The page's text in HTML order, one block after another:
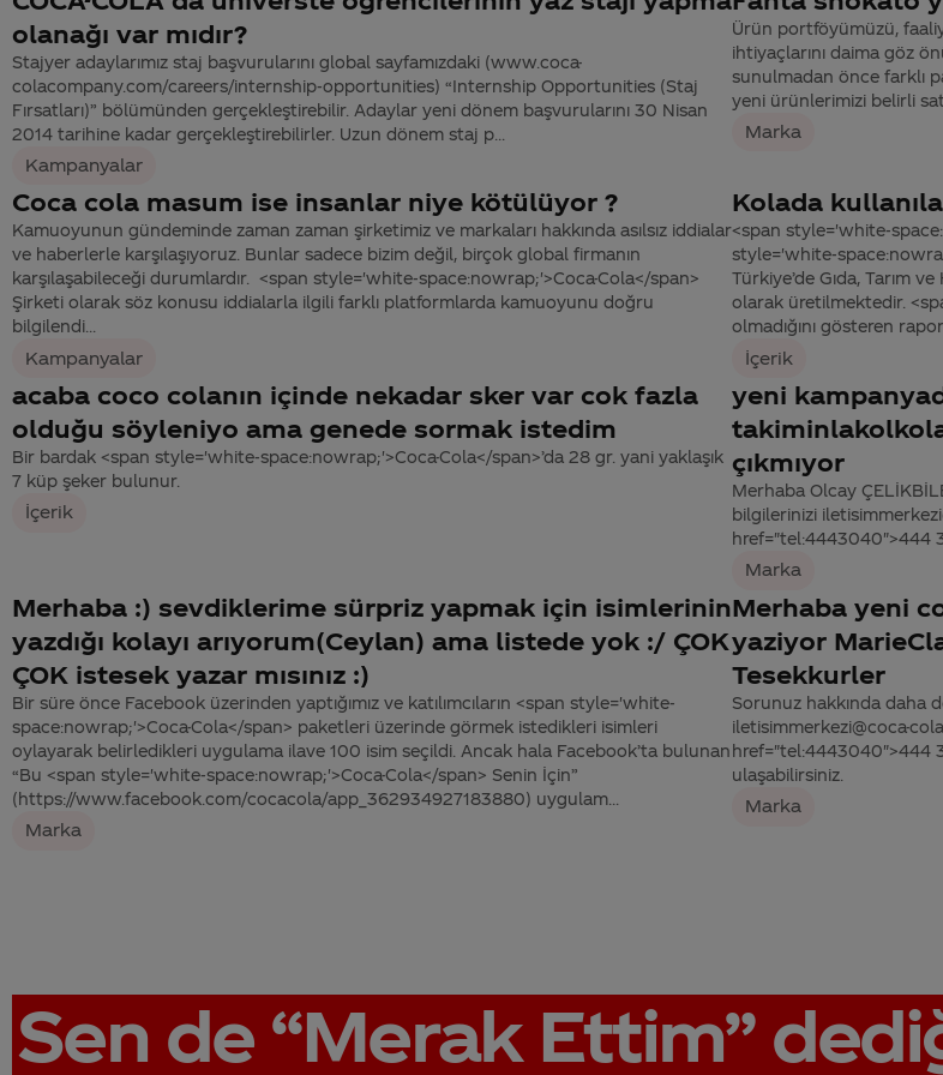
olanağı var mıdır?
Stajyer adaylarımız staj başvurularını global sayfamızdaki (www.coca-
colacompany.com/careers/internship-opportunities) “Internship Opportunities (Staj
Fırsatları)” bölümünden gerçekleştirebilir. Adaylar yeni dönem başvurularını 30 Nisan
2014 tarihine kadar gerçekleştirebilirler. Uzun dönem staj p...
Kampanyalar
Ürün portföyümüzü,
ihtiyaçlarını daima göz
sunulmadan önce farklı
yeni ürünlerimizi belirli
Marka
Coca cola masum ise insanlar niye kötülüyor ?
Kamuoyunun gündeminde zaman zaman şirketimiz ve markaları hakkında asılsız iddialar
ve haberlerle karşılaşıyoruz. Bunlar sadece bizim değil, birçok global firmanın
karşılaşabileceği durumlardır. <span style='white-space:nowrap;'>Coca-Cola</span>
Şirketi olarak söz konusu iddialarla ilgili farklı platformlarda kamuoyunu doğru
bilgilendi...
Kampanyalar
Kolada
<span style='white-
style='white-
Türkiye’de Gıda, Tarım
olarak üretilmektedir.
olmadığını gösteren
İçerik
acaba coco colanın içinde nekadar sker var cok fazla
olduğu söyleniyo ama genede sormak istedim
Bir bardak <span style='white-space:nowrap;'>Coca-Cola</span>’da 28 gr. yani yaklaşık
7 küp şeker bulunur.
İçerik
yeni
çıkmıyor
Merhaba Olcay
bilgilerinizi
href="tel:4443040">444
Marka
Merhaba :) sevdiklerime sürpriz yapmak için isimlerinin
yazdığı kolayı arıyorum(Ceylan) ama listede yok :/ ÇOK
ÇOK istesek yazar mısınız :)
Bir süre önce Facebook üzerinden yaptığımız ve katılımcıların <span style='white-
space:nowrap;'>Coca-Cola</span> paketleri üzerinde görmek istedikleri isimleri
oylayarak belirledikleri uygulama ilave 100 isim seçildi. Ancak hala Facebook’ta bulunan
“Bu <span style='white-space:nowrap;'>Coca-Cola</span> Senin İçin”
(https://www.facebook.com/cocacola/app_362934927183880) uygulam...
Marka
Merhaba yeni
yaziyor
Tesekkurler
Sorunuz hakkında daha
iletisimmerkezi@coca-
href="tel:4443040">444
ulaşabilirsiniz.
Marka
Sen de “Merak Ettim”